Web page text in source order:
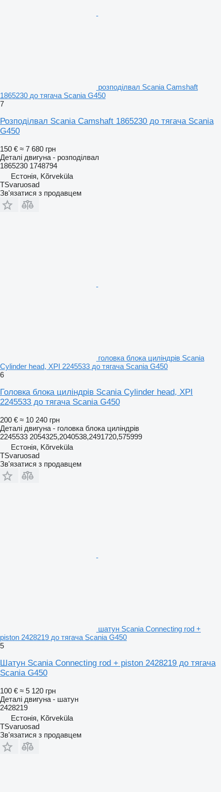
розподілвал Scania Camshaft
1865230 до тягача Scania G450
7
Розподілвал Scania Camshaft 1865230 до тягача Scania
G450
150 € ≈ 7 680 грн
Деталі двигуна - розподілвал
1865230 1748794
Естонія, Kõrveküla
TSvaruosad
Зв'язатися з продавцем
головка блока циліндрів Scania
Cylinder head, XPI 2245533 до тягача Scania G450
6
Головка блока циліндрів Scania Cylinder head, XPI
2245533 до тягача Scania G450
200 € ≈ 10 240 грн
Деталі двигуна - головка блока циліндрів
2245533 2054325,2040538,2491720,575999
Естонія, Kõrveküla
TSvaruosad
Зв'язатися з продавцем
шатун Scania Connecting rod +
piston 2428219 до тягача Scania G450
5
Шатун Scania Connecting rod + piston 2428219 до тягача
Scania G450
100 € ≈ 5 120 грн
Деталі двигуна - шатун
2428219
Естонія, Kõrveküla
TSvaruosad
Зв'язатися з продавцем